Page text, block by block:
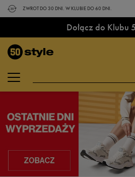
ZWROT DO 30 DNI. W KLUBIE DO 60 DNI.
Dołącz do Klubu